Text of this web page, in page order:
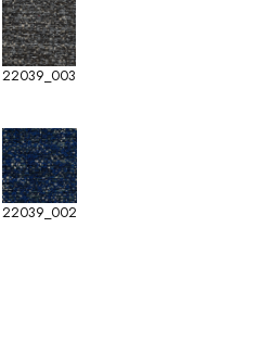
22039_003
22039_002